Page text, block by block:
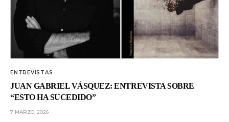
ENTREVISTAS
JUAN GABRIEL VÁSQUEZ: ENTREVISTA SOBRE
“ESTO HA SUCEDIDO”
7 MARZO, 2026